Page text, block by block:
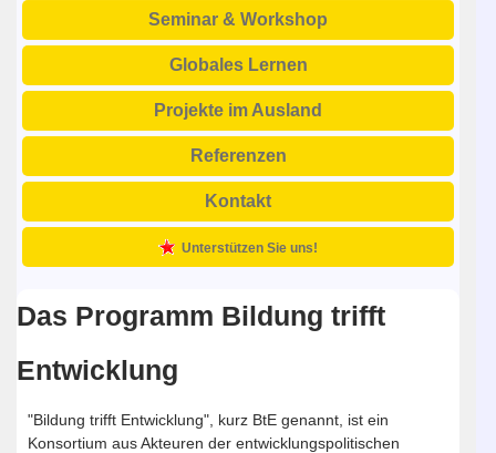
Seminar & Workshop
Globales Lernen
Projekte im Ausland
Referenzen
Kontakt
Unterstützen Sie uns!
Das Programm Bildung trifft
Entwicklung
"Bildung trifft Entwicklung", kurz BtE genannt, ist ein
Konsortium aus Akteuren der entwicklungspolitischen